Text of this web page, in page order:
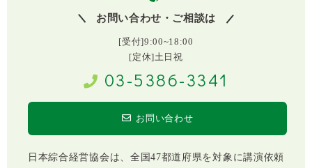
お問い合わせ・ご相談は
[受付]9:00~18:00
[定休]土日祝
03-5386-3341
お問い合わせ
日本綜合経営協会は、全国47都道府県を対象に講演依頼